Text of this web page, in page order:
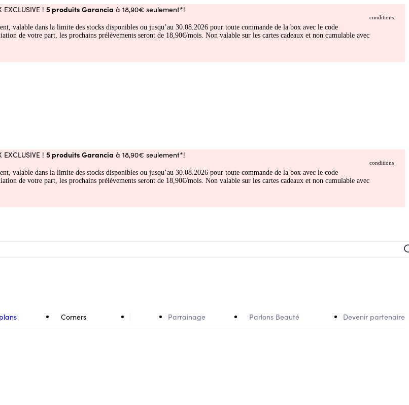
EXCLUSIVE ! 5 produits Garancia à 18,90€ seulement*!
conditions
valable dans la limite des stocks disponibles ou jusqu’au 30.08.2026 pour toute commande de la box avec le code
de votre part, les prochains prélèvements seront de 18,90€/mois. Non valable sur les cartes cadeaux et non cumulable avec
EXCLUSIVE ! 5 produits Garancia à 18,90€ seulement*!
conditions
valable dans la limite des stocks disponibles ou jusqu’au 30.08.2026 pour toute commande de la box avec le code
de votre part, les prochains prélèvements seront de 18,90€/mois. Non valable sur les cartes cadeaux et non cumulable avec
Corners Parrainage Parlons Beauté Devenir partenaire